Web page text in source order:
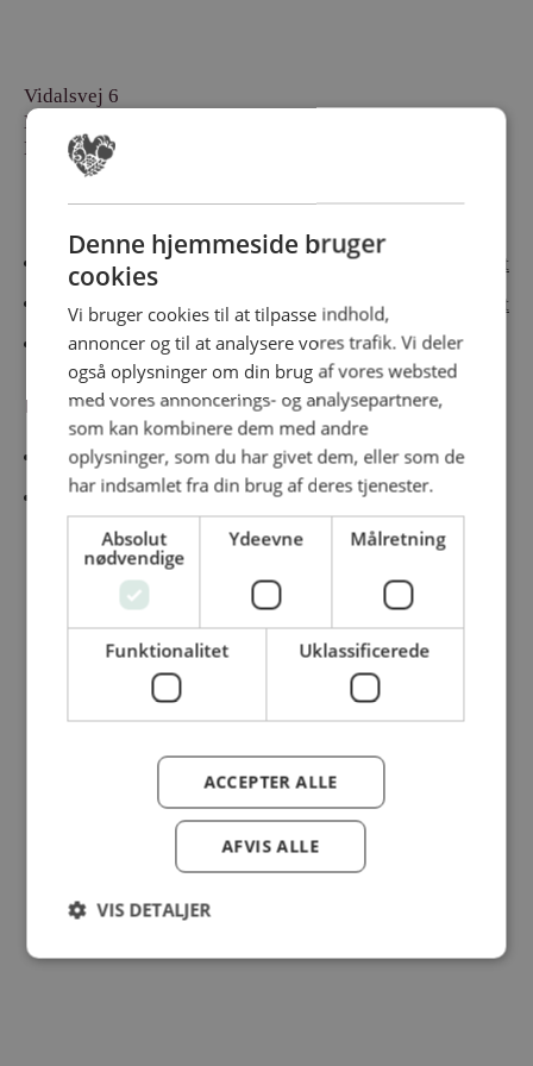
Vidalsvej 6
DK-9230 Svenstrup
Denmark
Cateringmesse Nord
Cateringmesse Midt
Cateringmesse Syd
Cateringmesse Øst
Cateringmesse Thy
Information
Cookiepolitk
Persondatapolitik
© Dansk Cater A/S - All rights reserved
Denne hjemmeside bruger
cookies
Vi bruger cookies til at tilpasse indhold,
annoncer og til at analysere vores trafik. Vi deler
også oplysninger om din brug af vores websted
med vores annoncerings- og analysepartnere,
som kan kombinere dem med andre
oplysninger, som du har givet dem, eller som de
har indsamlet fra din brug af deres tjenester.
Absolut
nødvendige
Ydeevne Målretning
Funktionalitet Uklassificerede
ACCEPTER ALLE
AFVIS ALLE
VIS DETALJER